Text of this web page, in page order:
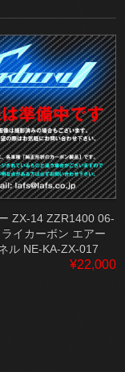
ZX-14 ZZR1400 06-
イカーボン エアー
ル NE-KA-ZX-017
¥22,000